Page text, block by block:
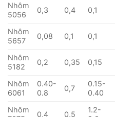
Nhôm
5056
0,3 0,4 0,1
Nhôm
5657
0,08 0,1 0,1
Nhôm
5182
0,2 0,35 0,15
Nhôm
6061
0.40-
0.8
0,7
0.15-
0.40
Nhôm
0,4 0,5
1.2-